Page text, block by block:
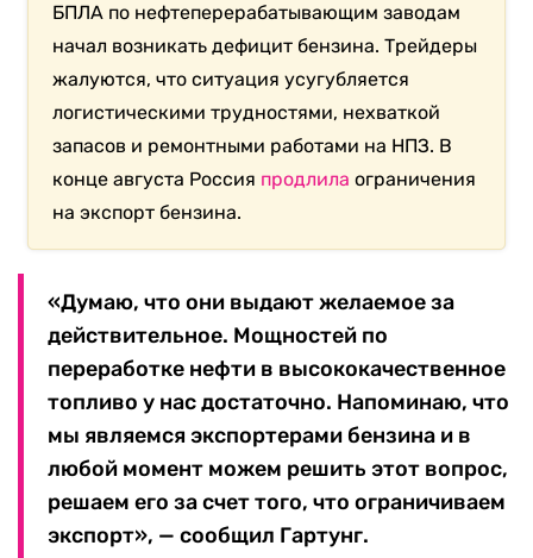
БПЛА по нефтеперерабатывающим заводам
начал возникать дефицит бензина. Трейдеры
жалуются, что ситуация усугубляется
логистическими трудностями, нехваткой
запасов и ремонтными работами на НПЗ. В
конце августа Россия продлила ограничения
на экспорт бензина.
«Думаю, что они выдают желаемое за
действительное. Мощностей по
переработке нефти в высококачественное
топливо у нас достаточно. Напоминаю, что
мы являемся экспортерами бензина и в
любой момент можем решить этот вопрос,
решаем его за счет того, что ограничиваем
экспорт», — сообщил Гартунг.